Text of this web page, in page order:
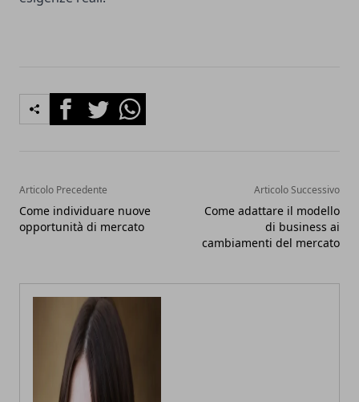
FacebookTwitterWhatsapp
Articolo Precedente
Come individuare nuove
opportunità di mercato
Articolo Successivo
Come adattare il modello
di business ai
cambiamenti del mercato